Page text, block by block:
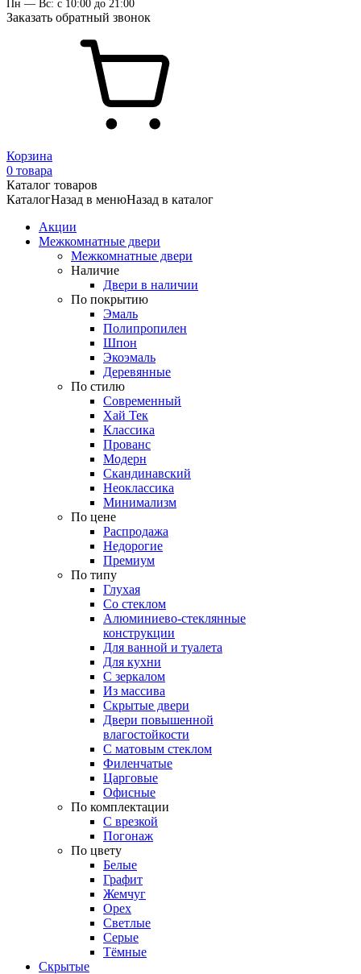
Пн — Вс: с 10:00 до 21:00
Заказать обратный звонок
Корзина
0 товара
Каталог товаров
КаталогНазад в менюНазад в каталог
Акции
Межкомнатные двери
Межкомнатные двери
Наличие
Двери в наличии
По покрытию
Эмаль
Полипропилен
Шпон
Экоэмаль
Деревянные
По стилю
Современный
Хай Тек
Классика
Прованс
Модерн
Скандинавский
Неоклассика
Минимализм
По цене
Распродажа
Недорогие
Премиум
По типу
Глухая
Со стеклом
Алюминиево-стеклянные
конструкции
Для ванной и туалета
Для кухни
С зеркалом
Из массива
Скрытые двери
Двери повышенной
влагостойкости
С матовым стеклом
Филенчатые
Царговые
Офисные
По комплектации
С врезкой
Погонаж
По цвету
Белые
Графит
Жемчуг
Орех
Светлые
Серые
Тёмные
Скрытые